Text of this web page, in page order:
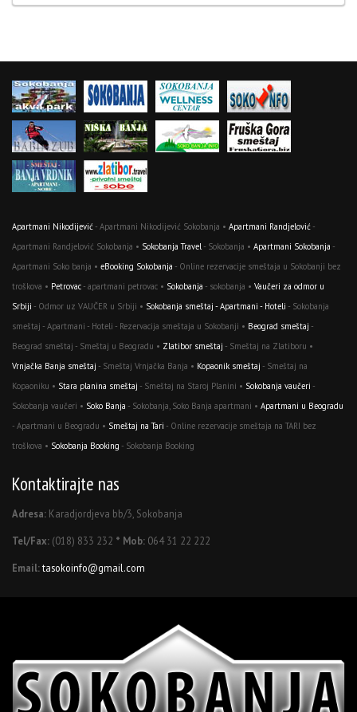
Apartmani Nikodijević- Apartmani Nikodijević Sokobanja • Apartmani Randjelović-
Apartmani Randjelović Sokobanja • Sokobanja Travel - Sokobanja • Apartmani Sokobanja -
Apartmani Soko banja • eBooking Sokobanja - Online rezervacije smeštaja u Sokobanji bez
troškova • Petrovac- apartmani petrovac • Sokobanja - sokobanja • Vaučeri za odmor u
Srbiji - Odmor uz VAUČER u Srbiji • Sokobanja smeštaj - Apartmani - Hoteli - Sokobanja
smeštaj - Apartmani - Hoteli - Rezervacija smeštaja u Sokobanji • Beograd smeštaj -
Beograd smeštaj - Smeštaj u Beogradu • Zlatibor smeštaj - Smeštaj na Zlatiboru •
Vrnjačka Banja smeštaj - Smeštaj Vrnjačka Banja • Kopaonik smeštaj - Smeštaj na
Kopaoniku • Stara planina smeštaj - Smeštaj na Staroj Planini • Sokobanja vaučeri -
Sokobanja vaučeri • Soko Banja - Sokobanja, Soko Banja apartmani • Apartmani u Beogradu
- Apartmani u Beogradu • Smeštaj na Tari - Online rezervacije smeštaja na TARI bez
troškova • Sokobanja Booking - Sokobanja Booking
Kontaktirajte nas
Adresa: Karadjordjeva bb/3, Sokobanja
Tel/Fax: (018) 833 232 * Mob: 064 31 22 222
Email:tasokoinfo@gmail.com